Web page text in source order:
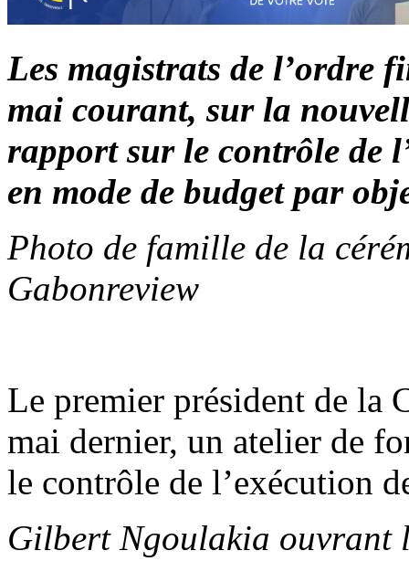
Les magistrats de l’ordre
mai courant, sur la
rapport sur le contrôle de
en mode de budget par
Photo de famille de la
Gabonreview
Le premier président de la
mai dernier, un atelier de
le contrôle de l’exécution
Gilbert Ngoulakia ouvrant